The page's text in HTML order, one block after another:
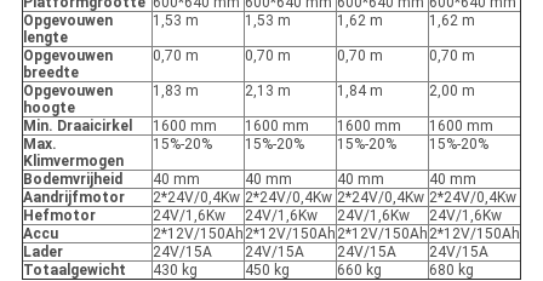
Opgevouwen
lengte
1,53 m 1,53 m 1,62 m 1,62 m
Opgevouwen
breedte
0,70 m 0,70 m 0,70 m 0,70 m
Opgevouwen
hoogte
1,83 m 2,13 m 1,84 m 2,00 m
Min. Draaicirkel 1600 mm 1600 mm 1600 mm
1600 mm
Max.
Klimvermogen
15%-20% 15%-20% 15%-20% 15%-20%
Bodemvrijheid 40 mm 40 mm 40 mm
40 mm
Aandrijfmotor
2*24V/0,4Kw 2*24V/0,4Kw 2*24V/0,4Kw 2*24V/0,4Kw
Hefmotor
24V/1,6Kw 24V/1,6Kw 24V/1,6Kw
24V/1,6Kw
Accu
2*12V/150Ah 2*12V/150Ah 2*12V/150Ah 2*12V/150Ah
Lader
24V/15A 24V/15A 24V/15A
24V/15A
Totaalgewicht
430 kg 450 kg 660 kg 680 kg